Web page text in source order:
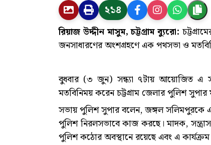
২১৪
রিয়াজ উদ্দীন মাসুম, চট্টগ্রাম ব্যুরো:
জনসাধারণের অংশগ্রহণে এক পথসভা ও
বুধবার (৩ জুন) সন্ধ্যা ৭টায় আয়োজিত এ
মতবিনিময় করেন চট্টগ্রাম জেলার পুলিশ
সভায় পুলিশ সুপার বলেন, জঙ্গল সলিমপুরকে
পুলিশ নিরলসভাবে কাজ করছে। মাদক,
পুলিশ কঠোর অবস্থানে রয়েছে এবং এ